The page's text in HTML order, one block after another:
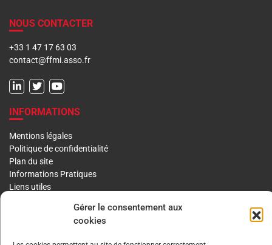
Gérer le consentement aux
cookies
NOUS CONTACTER
+33 1 47 17 63 03
contact@ffmi.asso.fr
INFORMATIONS
Mentions légales
Politique de confidentialité
Plan du site
Informations Pratiques
Liens utiles
PRÉSENTATION NOTRE HISTOIRE